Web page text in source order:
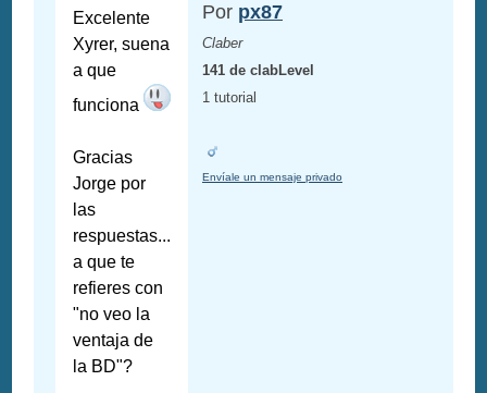
Excelente
Xyrer, suena
a que
funciona
Gracias
Jorge por
las
respuestas...
a que te
refieres con
"no veo la
ventaja de
la BD"?
Por px87
Claber
141 de clabLevel
1 tutorial
Envíale un mensaje privado